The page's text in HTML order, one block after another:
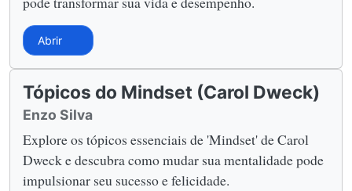
Abrir
Tópicos do Mindset (Carol Dweck)
Enzo Silva
Explore os tópicos essenciais de 'Mindset' de Carol
Dweck e descubra como mudar sua mentalidade pode
impulsionar seu sucesso e felicidade.